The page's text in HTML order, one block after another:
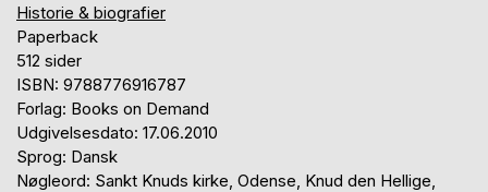
Historie & biografier
Paperback
512 sider
ISBN: 9788776916787
Forlag: Books on Demand
Udgivelsesdato: 17.06.2010
Sprog: Dansk
Nøgleord: Sankt Knuds kirke, Odense, Knud den Hellige,